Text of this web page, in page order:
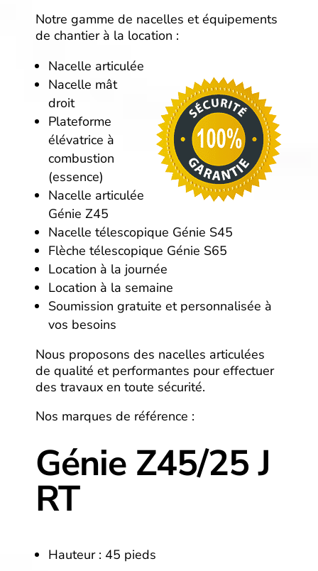
Notre gamme de nacelles et équipements
de chantier à la location :
Nacelle articulée
Nacelle mât
droit
Plateforme
élévatrice à
combustion
(essence)
Nacelle articulée
Génie Z45
Nacelle télescopique Génie S45
Flèche télescopique Génie S65
Location à la journée
Location à la semaine
Soumission gratuite et personnalisée à
vos besoins
Nous proposons des nacelles articulées
de qualité et performantes pour effectuer
des travaux en toute sécurité.
Nos marques de référence :
Génie Z45/25 J
RT
Hauteur : 45 pieds